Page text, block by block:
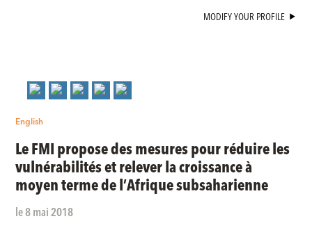
MODIFY YOUR PROFILE
English
Le FMI propose des mesures pour réduire les
vulnérabilités et relever la croissance à
moyen terme de l’Afrique subsaharienne
le 8 mai 2018